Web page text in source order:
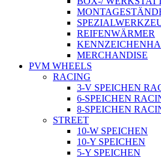
REIFENWÄRMER
MERCHANDISE
PVM WHEELS
RACING
3-V SPEICHEN
6-SPEICHEN
8-SPEICHEN
STREET
10-W SPEICHEN
10-Y SPEICHEN
5-Y SPEICHEN